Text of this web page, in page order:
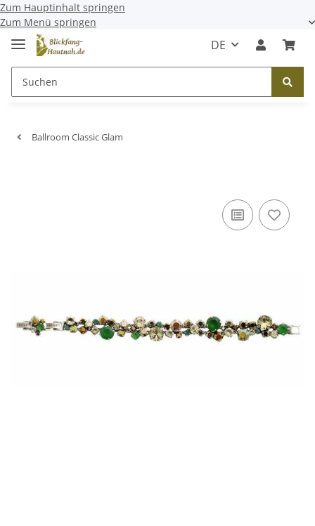
Zum Hauptinhalt springen
Zum Menü springen
DE
Ballroom Classic Glam